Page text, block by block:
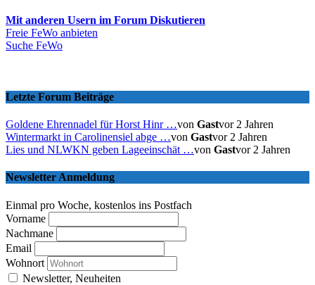
Mit anderen Usern im Forum Diskutieren
Freie FeWo anbieten
Suche FeWo
Letzte Forum Beiträge
Goldene Ehrennadel für Horst Hinr …von Gastvor 2 Jahren
Wintermarkt in Carolinensiel abge …von Gastvor 2 Jahren
Lies und NLWKN geben Lageeinschät …von Gastvor 2 Jahren
Newsletter Anmeldung
Einmal pro Woche, kostenlos ins Postfach
Vorname
Nachmane
Email
Wohnort
Newsletter, Neuheiten